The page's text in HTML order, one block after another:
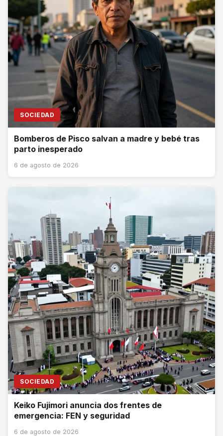
SOCIEDAD
Bomberos de Pisco salvan a madre y bebé tras
parto inesperado
6 de agosto de 2026
SOCIEDAD
Keiko Fujimori anuncia dos frentes de
emergencia: FEN y seguridad
6 de agosto de 2026